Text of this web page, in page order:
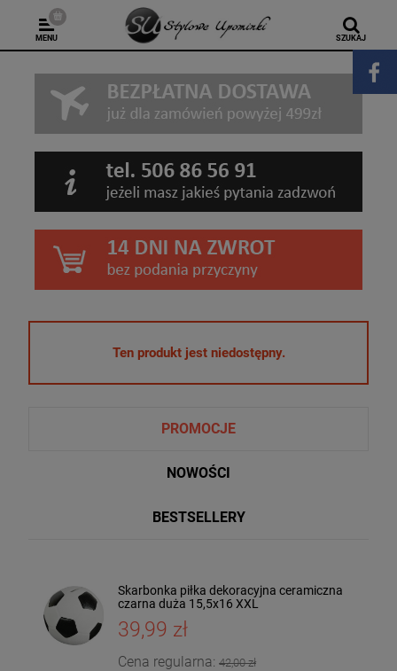
MENU SZUKAJ
Ten produkt jest niedostępny.
PROMOCJE
NOWOŚCI
BESTSELLERY
Skarbonka piłka dekoracyjna ceramiczna
czarna duża 15,5x16 XXL
39,99 zł
Cena regularna: 42,00 zł
Taca dekoracyjna drewniana drzewo
mango 4x30x20 185559
36,00 zł
DO KOSZYKA